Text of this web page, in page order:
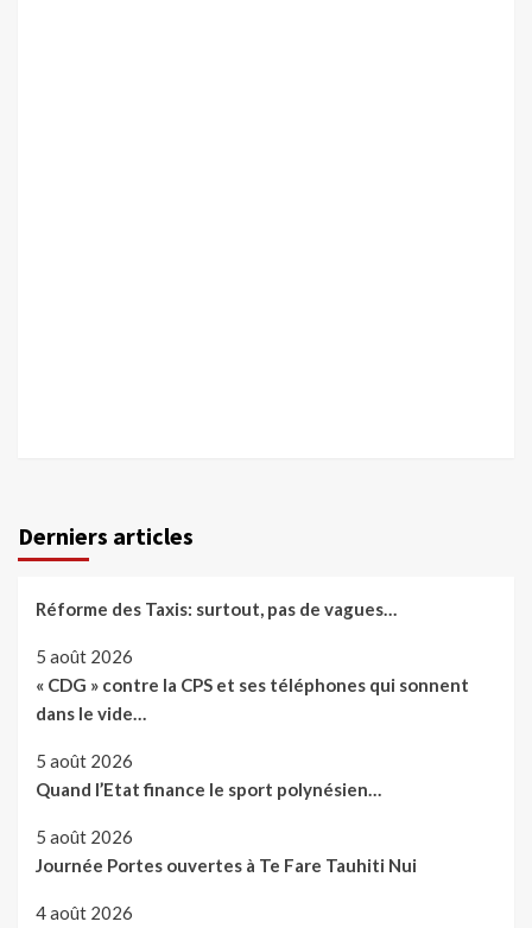
Derniers articles
Réforme des Taxis: surtout, pas de vagues…
5 août 2026
« CDG » contre la CPS et ses téléphones qui sonnent
dans le vide…
5 août 2026
Quand l’Etat finance le sport polynésien…
5 août 2026
Journée Portes ouvertes à Te Fare Tauhiti Nui
4 août 2026